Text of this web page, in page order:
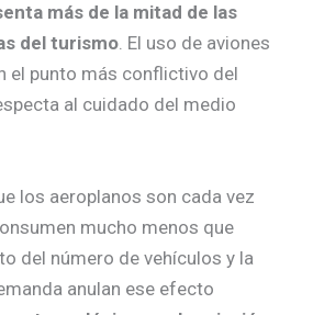
más de la mitad de las
del turismo. El uso de aviones
el punto más conflictivo del
al cuidado del medio
los aeroplanos son cada vez
mucho menos que
del número de vehículos y la
anulan ese efecto